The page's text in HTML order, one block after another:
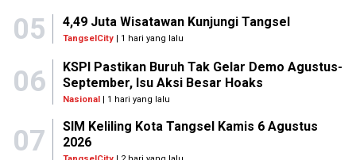
05 4,49 Juta Wisatawan Kunjungi Tangsel
TangselCity | 1 hari yang lalu
06
KSPI Pastikan Buruh Tak Gelar Demo Agustus-
September, Isu Aksi Besar Hoaks
Nasional| 1 hari yang lalu
07
SIM Keliling Kota Tangsel Kamis 6 Agustus
2026